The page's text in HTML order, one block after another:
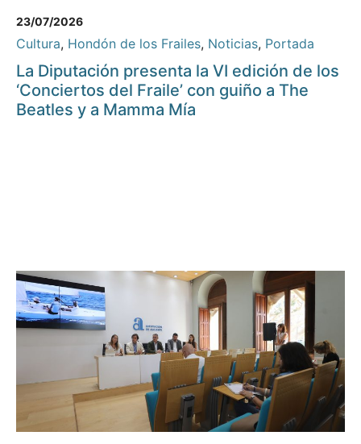
23/07/2026
Cultura, Hondón de los Frailes, Noticias, Portada
La Diputación presenta la VI edición de los
‘Conciertos del Fraile’ con guiño a The
Beatles y a Mamma Mía